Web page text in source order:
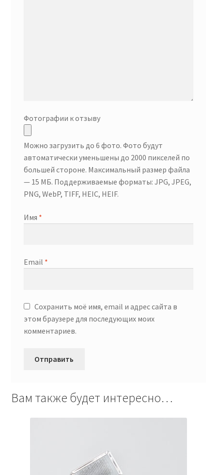
Фотографии к отзыву
Можно загрузить до 6 фото. Фото будут
автоматически уменьшены до 2000 пикселей по
большей стороне. Максимальный размер файла
— 15 МБ. Поддерживаемые форматы: JPG, JPEG,
PNG, WebP, TIFF, HEIC, HEIF.
Имя *
Email *
Сохранить моё имя, email и адрес сайта в
этом браузере для последующих моих
комментариев.
Вам также будет интересно…